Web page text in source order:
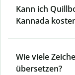
Kann ich
Kannada
Wie viele
übersetzen?